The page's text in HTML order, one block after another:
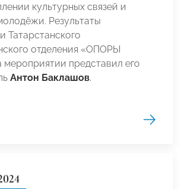
культурных связей и
Результаты
Татарстанского
отделения «ОПОРЫ
представил его
Антон Баклашов.